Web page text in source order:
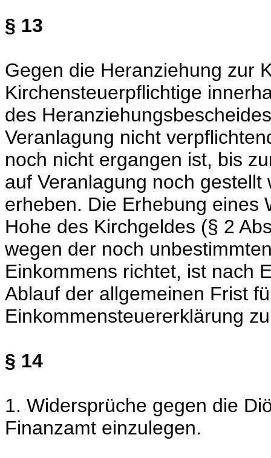
§ 13
Gegen die Heranziehung zur
Kirchensteuerpflichtige
des
Veranlagung nicht
noch nicht ergangen ist, bis
auf Veranlagung noch
erheben. Die Erhebung eines
Hohe des Kirchgeldes (§ 2
wegen der noch
Einkommens richtet, ist nach
Ablauf der allgemeinen Frist
Einkommensteuererklärung
§ 14
1. Widersprüche gegen die
Finanzamt einzulegen.